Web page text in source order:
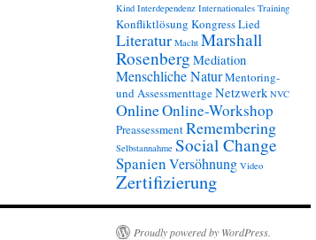
Kind Interdependenz Internationales Training
Konfliktlösung KongressLied
Literatur Macht Marshall
Rosenberg Mediation
Menschliche NaturMentoring-
und AssessmenttageNetzwerk NVC
OnlineOnline-Workshop
PreassessmentRemembering
Selbstannahme Social Change
SpanienVersöhnung Video
Zertifizierung
Proudly powered by WordPress.